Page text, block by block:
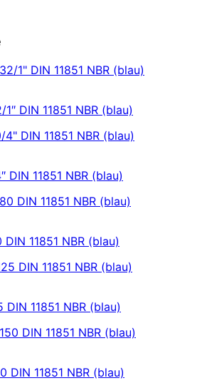
DIN 11851 NBR (blau)
DIN 11851 NBR (blau)
11851 NBR (blau)
DIN 11851 NBR (blau)
DIN 11851 NBR (blau)